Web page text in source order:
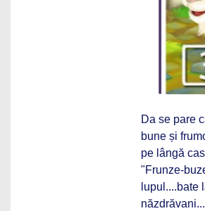
Da se pare
bune și
pe lângă
"Frunze-
lupul....bate